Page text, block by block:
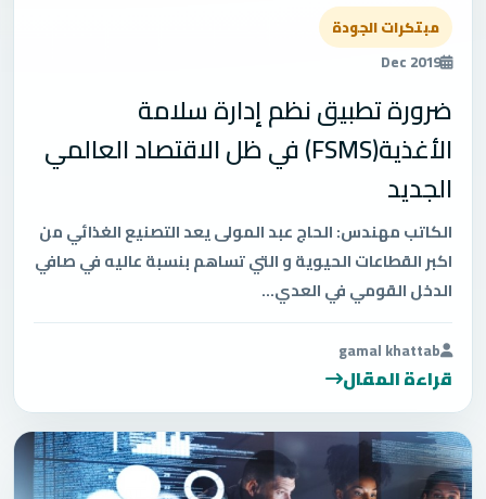
مبتكرات الجودة
Dec 2019
ضرورة تطبيق نظم إدارة سلامة
الأغذية(FSMS) في ظل الاقتصاد العالمي
الجديد
الكاتب مهندس: الحاج عبد المولى يعد التصنيع الغذائي من
اكبر القطاعات الحيوية و التي تساهم بنسبة عاليه في صافي
الدخل القومي في العدي...
gamal khattab
قراءة المقال